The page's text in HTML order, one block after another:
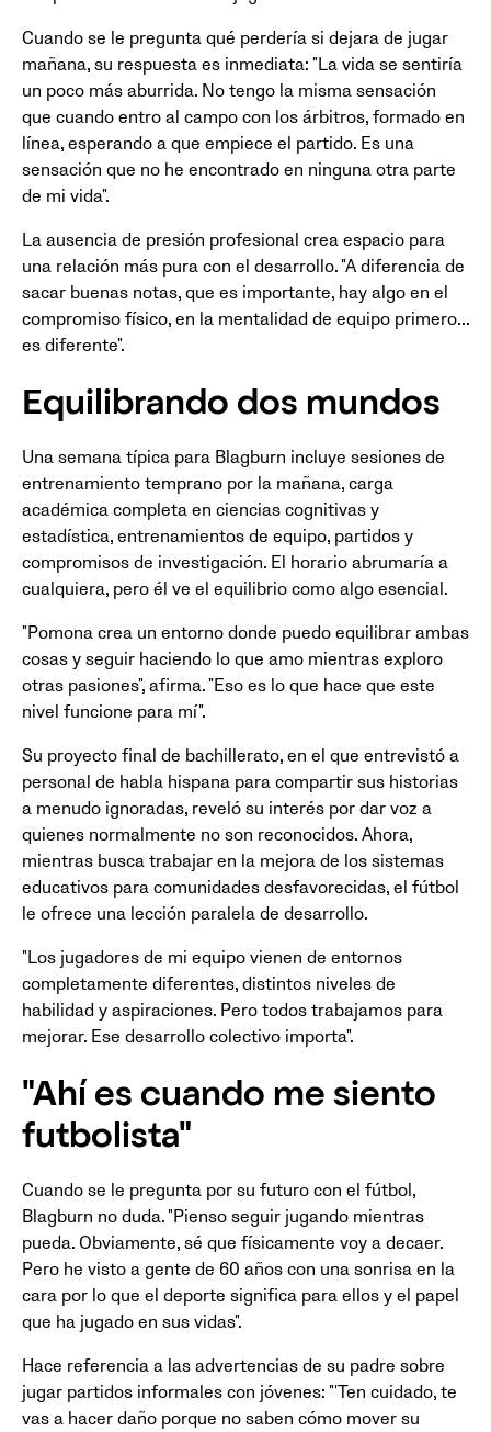
Cuando se le pregunta qué perdería si dejara de jugar
mañana, su respuesta es inmediata: "La vida se sentiría
un poco más aburrida. No tengo la misma sensación
que cuando entro al campo con los árbitros, formado en
línea, esperando a que empiece el partido. Es una
sensación que no he encontrado en ninguna otra parte
de mi vida".
La ausencia de presión profesional crea espacio para
una relación más pura con el desarrollo. "A diferencia de
sacar buenas notas, que es importante, hay algo en el
compromiso físico, en la mentalidad de equipo primero...
es diferente".
Equilibrando dos mundos
Una semana típica para Blagburn incluye sesiones de
entrenamiento temprano por la mañana, carga
académica completa en ciencias cognitivas y
estadística, entrenamientos de equipo, partidos y
compromisos de investigación. El horario abrumaría a
cualquiera, pero él ve el equilibrio como algo esencial.
"Pomona crea un entorno donde puedo equilibrar ambas
cosas y seguir haciendo lo que amo mientras exploro
otras pasiones", afirma. "Eso es lo que hace que este
nivel funcione para mí".
Su proyecto final de bachillerato, en el que entrevistó a
personal de habla hispana para compartir sus historias
a menudo ignoradas, reveló su interés por dar voz a
quienes normalmente no son reconocidos. Ahora,
mientras busca trabajar en la mejora de los sistemas
educativos para comunidades desfavorecidas, el fútbol
le ofrece una lección paralela de desarrollo.
"Los jugadores de mi equipo vienen de entornos
completamente diferentes, distintos niveles de
habilidad y aspiraciones. Pero todos trabajamos para
mejorar. Ese desarrollo colectivo importa".
"Ahí es cuando me siento
futbolista"
Cuando se le pregunta por su futuro con el fútbol,
Blagburn no duda. "Pienso seguir jugando mientras
pueda. Obviamente, sé que físicamente voy a decaer.
Pero he visto a gente de 60 años con una sonrisa en la
cara por lo que el deporte significa para ellos y el papel
que ha jugado en sus vidas".
Hace referencia a las advertencias de su padre sobre
jugar partidos informales con jóvenes: "'Ten cuidado, te
vas a hacer daño porque no saben cómo mover su